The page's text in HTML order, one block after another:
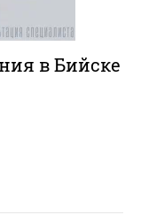
в Бийске